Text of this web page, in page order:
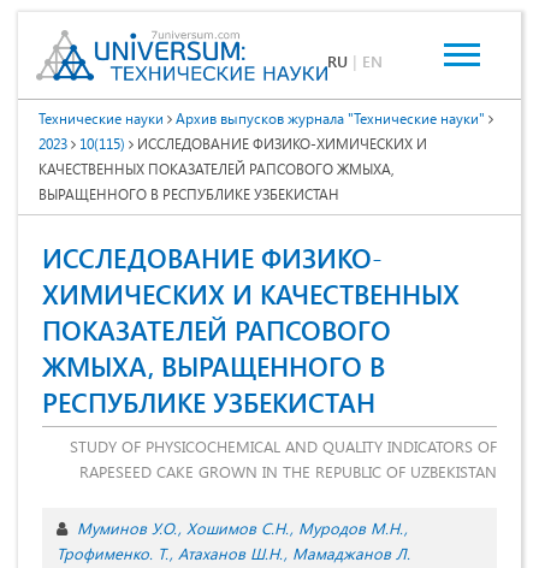
RU | EN
Технические науки
Архив выпусков журнала "Технические науки"
2023
10(115)
ИССЛЕДОВАНИЕ ФИЗИКО-ХИМИЧЕСКИХ И
КАЧЕСТВЕННЫХ ПОКАЗАТЕЛЕЙ РАПСОВОГО ЖМЫХА,
ВЫРАЩЕННОГО В РЕСПУБЛИКЕ УЗБЕКИСТАН
ИССЛЕДОВАНИЕ ФИЗИКО-
ХИМИЧЕСКИХ И КАЧЕСТВЕННЫХ
ПОКАЗАТЕЛЕЙ РАПСОВОГО
ЖМЫХА, ВЫРАЩЕННОГО В
РЕСПУБЛИКЕ УЗБЕКИСТАН
STUDY OF PHYSICOCHEMICAL AND QUALITY INDICATORS OF
RAPESEED CAKE GROWN IN THE REPUBLIC OF UZBEKISTAN
Муминов У.О. Хошимов С.Н. Муродов М.Н.
Трофименко. Т. Атаханов Ш.Н. Мамаджанов Л.